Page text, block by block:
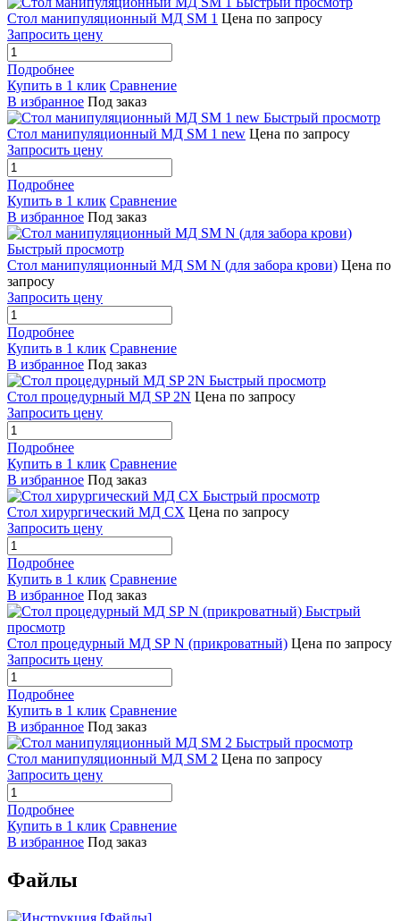
Стол манипуляционный МД SM 1 Цена по запросу
Запросить цену
Подробнее
Купить в 1 клик Сравнение
В избранное Под заказ
Быстрый просмотр
Стол манипуляционный МД SM 1 new Цена по запросу
Запросить цену
Подробнее
Купить в 1 клик Сравнение
В избранное Под заказ
Быстрый просмотр
Стол манипуляционный МД SM N (для забора крови) Цена по
запросу
Запросить цену
Подробнее
Купить в 1 клик Сравнение
В избранное Под заказ
Быстрый просмотр
Стол процедурный МД SP 2N Цена по запросу
Запросить цену
Подробнее
Купить в 1 клик Сравнение
В избранное Под заказ
Быстрый просмотр
Стол хирургический МД СХ Цена по запросу
Запросить цену
Подробнее
Купить в 1 клик Сравнение
В избранное Под заказ
Быстрый
просмотр
Стол процедурный МД SP N (прикроватный) Цена по запросу
Запросить цену
Подробнее
Купить в 1 клик Сравнение
В избранное Под заказ
Быстрый просмотр
Стол манипуляционный МД SM 2 Цена по запросу
Запросить цену
Подробнее
Купить в 1 клик Сравнение
В избранное Под заказ
Файлы